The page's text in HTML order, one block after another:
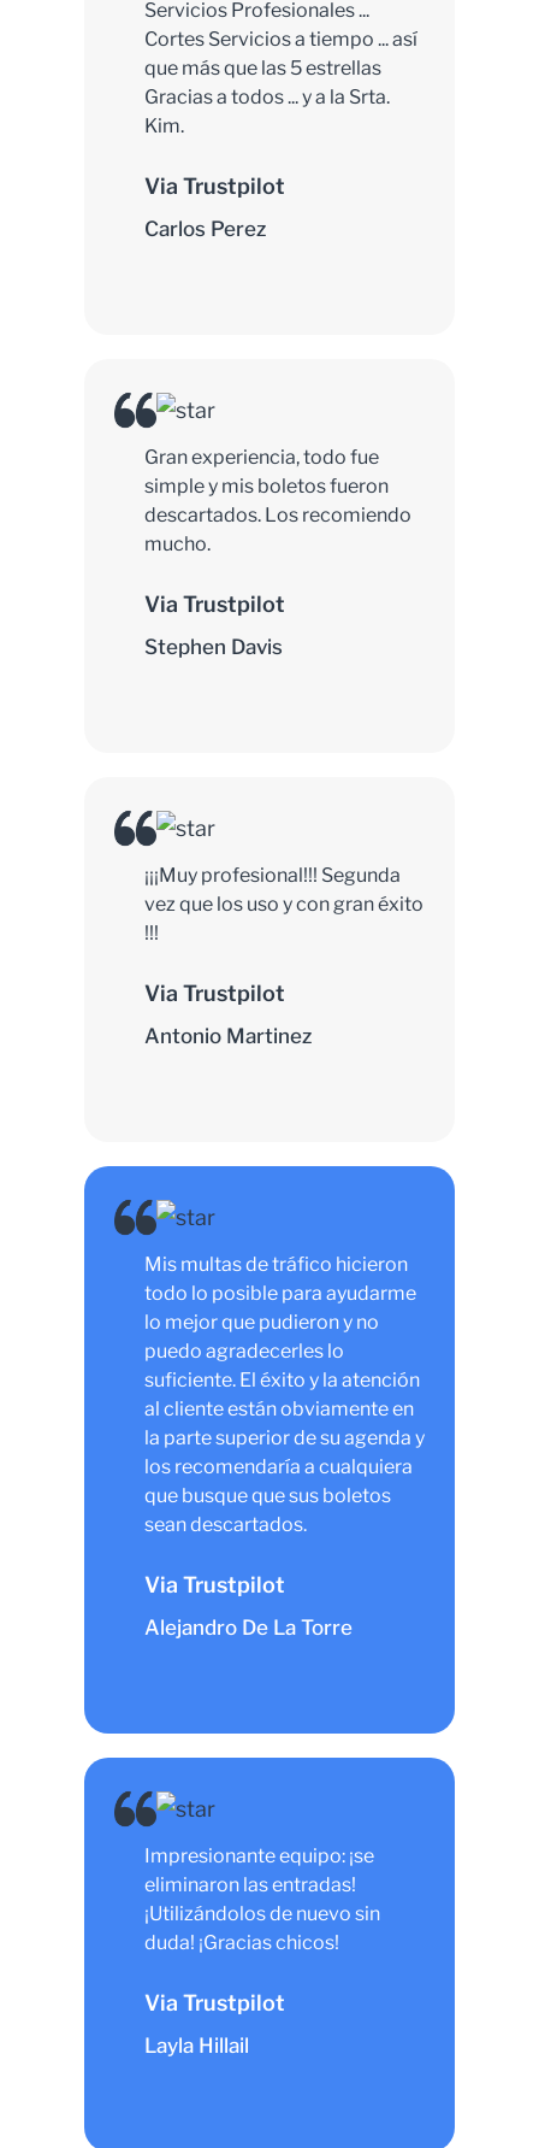
Servicios Profesionales ...
Cortes Servicios a tiempo ... así
que más que las 5 estrellas
Gracias a todos ... y a la Srta.
Kim.
Via Trustpilot
Carlos Perez
Gran experiencia, todo fue
simple y mis boletos fueron
descartados. Los recomiendo
mucho.
Via Trustpilot
Stephen Davis
¡¡¡Muy profesional!!! Segunda
vez que los uso y con gran éxito
!!!
Via Trustpilot
Antonio Martinez
Mis multas de tráfico hicieron
todo lo posible para ayudarme
lo mejor que pudieron y no
puedo agradecerles lo
suficiente. El éxito y la atención
al cliente están obviamente en
la parte superior de su agenda y
los recomendaría a cualquiera
que busque que sus boletos
sean descartados.
Via Trustpilot
Alejandro De La Torre
Impresionante equipo: ¡se
eliminaron las entradas!
¡Utilizándolos de nuevo sin
duda! ¡Gracias chicos!
Via Trustpilot
Layla Hillail